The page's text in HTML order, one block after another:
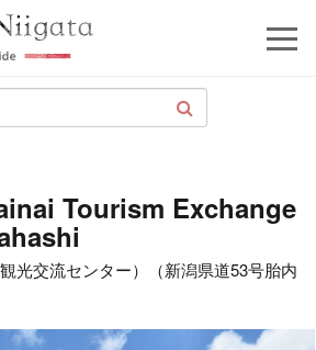
Tourism Exchange
光交流センター）（新潟県道53号胎内